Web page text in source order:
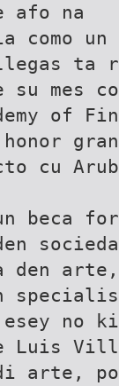
afo na
como un
su mes
of
cu
for
den arte,
no
Luis
arte,